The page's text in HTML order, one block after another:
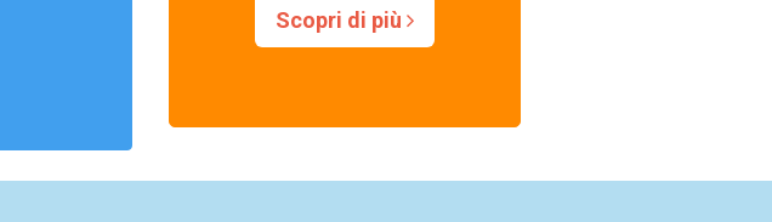
Scopri di più